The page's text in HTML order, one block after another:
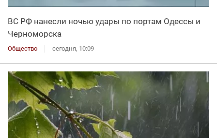
ВС РФ нанесли ночью удары по портам Одессы и
Черноморска
Общество сегодня, 10:09